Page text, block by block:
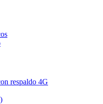
respaldo 4G